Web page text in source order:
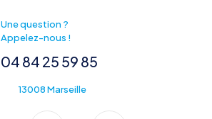
Une question ?
Appelez-nous !
04 84 25 59 85
13008 Marseille